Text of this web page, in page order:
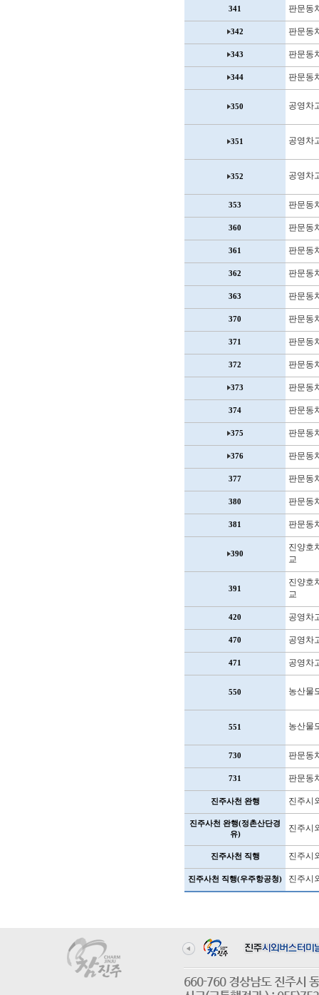
341 판문동
342 판문동
343 판문동
344 판문동
350 공영차
351 공영차
352 공영차
353 판문동
360 판문동
361 판문동
362 판문동
363 판문동
370 판문동
371 판문동
372 판문동
373 판문동
374 판문동
375 판문동
376 판문동
377 판문동
380 판문동
381 판문동
390
진양호
교
391
진양호
교
420 공영차
470 공영차
471 공영차
550 농산물
551 농산물
730 판문동
731 판문동
진주사천 완행 진주시
진주사천 완행(정촌산단경
유)
진주시
진주사천 직행 진주시
진주사천 직행(우주항공청) 진주시
660-760 경상남도 진